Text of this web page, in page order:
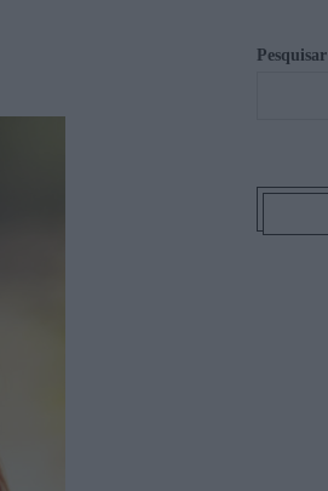
Pesquisar